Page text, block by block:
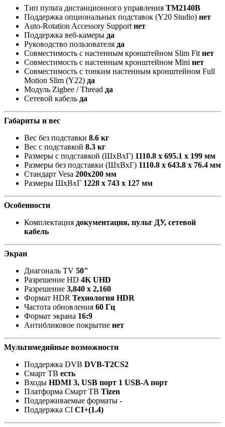
Тип пульта дистанционного управления TM2140В
Поддержка опциональных подставок (Y20 Studio) нет
Auto-Rotation Accessory Support нет
Поддержка веб-камеры да
Руководство пользователя да
Совместимость с настенным кронштейном Slim Fit нет
Совместимость с настенным кронштейном Mini нет
Совместимость с тонким настенным кронштейном Full
Motion Slim (Y22) да
Модуль Zigbee / Thread да
Сетевой кабель да
Габариты и вес
Вес без подставки 8.6 кг
Вес с подставкой 8.3 кг
Размеры с подставкой (ШxВxГ) 1110.8 x 695.1 x 199 мм
Размеры без подставки (ШxВxГ) 1110.8 x 643.8 x 76.4 мм
Стандарт Vesa 200х200 мм
Размеры ШxВxГ 1228 x 743 x 127 мм
Особенности
Комплектация документация, пульт ДУ, сетевой
кабель
Экран
Диагональ TV 50"
Разрешение HD 4K UHD
Разрешение 3,840 x 2,160
Формат HDR Технология HDR
Частота обновления 60 Гц
Формат экрана 16:9
Антибликовое покрытие нет
Мультимедийные возможности
Поддержка DVB DVB-T2CS2
Смарт ТВ есть
Входы HDMI 3, USB порт 1 USB-A порт
Платформа Смарт ТВ Tizen
Поддерживаемые форматы -
Поддержка CI CI+(1.4)